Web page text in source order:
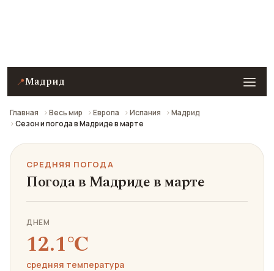
📍Мадрид
Главная Весь мир Европа Испания
Мадрид
Сезон и погода в Мадриде в марте
СРЕДНЯЯ ПОГОДА
Погода в Мадриде в марте
ДНЕМ
12.1℃
средняя температура